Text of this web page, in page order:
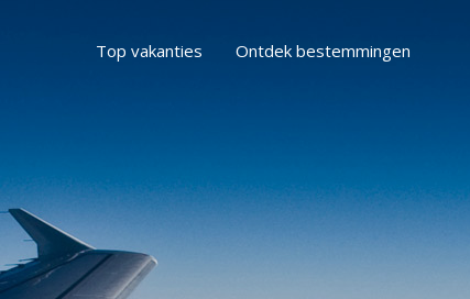
Top vakanties Ontdek bestemmingen